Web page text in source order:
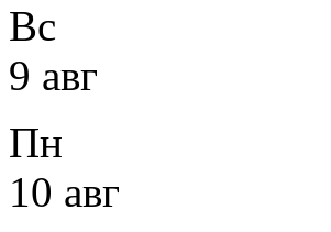
Вс
9 авг
Пн
10 авг